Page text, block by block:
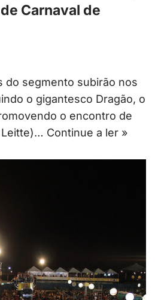
Carnaval de
do segmento subirão nos
o gigantesco Dragão, o
o encontro de
Leitte)… Continue a ler »